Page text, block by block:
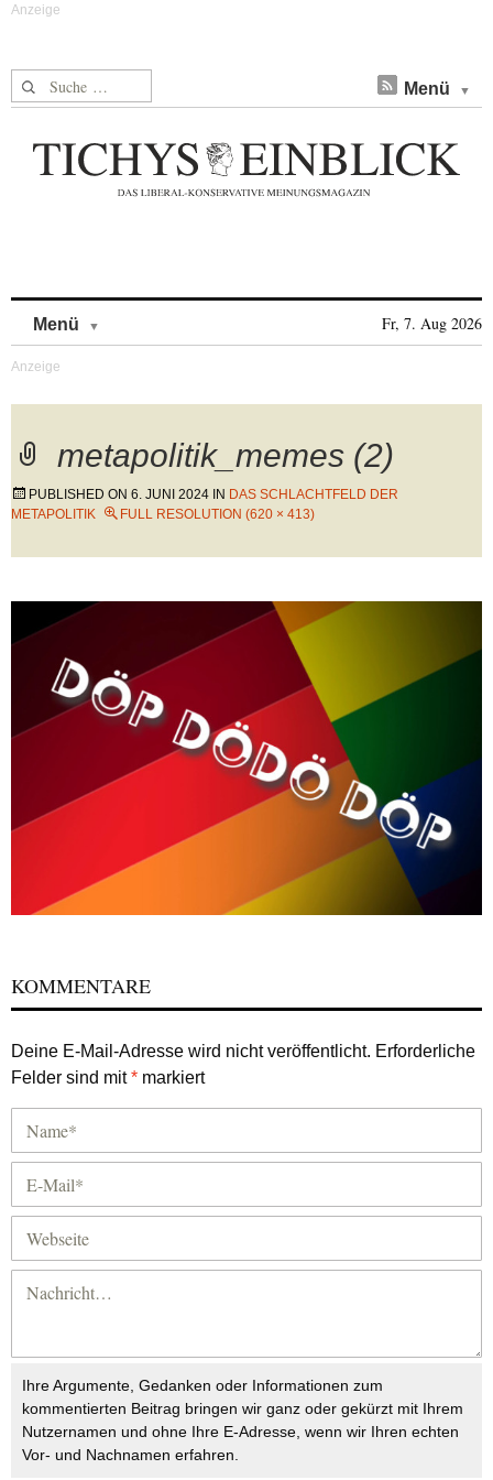
Suche nach: Menü
Menü Fr, 7. Aug 2026
metapolitik_memes (2)
PUBLISHED ON 6. JUNI 2024 IN DAS SCHLACHTFELD DER
METAPOLITIK
FULL RESOLUTION (620 × 413)
KOMMENTARE
Deine E-Mail-Adresse wird nicht veröffentlicht. Erforderliche
Felder sind mit* markiert
Ihre Argumente, Gedanken oder Informationen zum
kommentierten Beitrag bringen wir ganz oder gekürzt mit Ihrem
Nutzernamen und ohne Ihre E-Adresse, wenn wir Ihren echten
Vor- und Nachnamen erfahren.